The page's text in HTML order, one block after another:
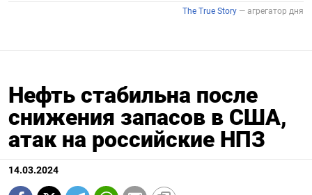
Нефть стабильна после
снижения запасов в США,
атак на российские НПЗ
14.03.2024